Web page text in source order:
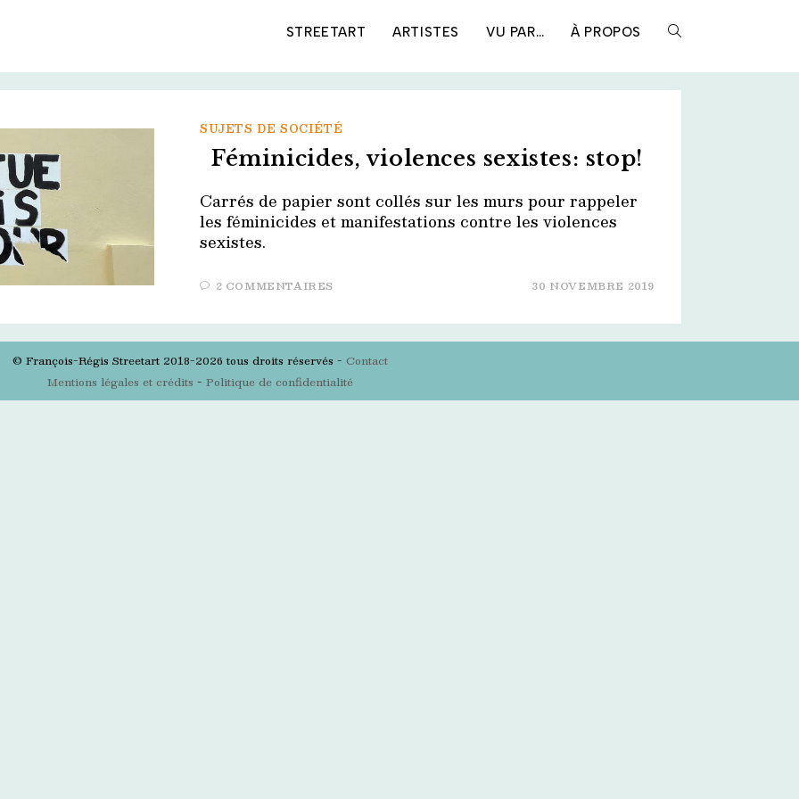
STREETART ARTISTES VU PAR… À PROPOS TOGGLE
SUJETS DE SOCIÉTÉ
Féminicides, violences sexistes: stop!
Carrés de papier sont collés sur les murs pour rappeler
les féminicides et manifestations contre les violences
sexistes.
2 COMMENTAIRES 30 NOVEMBRE 2019
© François-Régis Streetart 2018-2026 tous droits réservés - Contact
Mentions légales et crédits - Politique de confidentialité